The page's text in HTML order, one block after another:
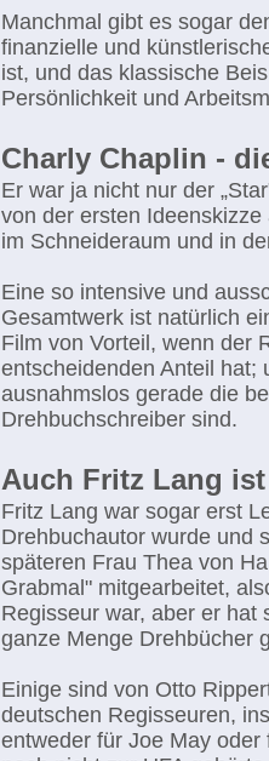
Manchmal gibt es sogar
finanzielle und
ist, und das klassische
Persönlichkeit und
Charly Chaplin -
Er war ja nicht nur der
von der ersten
im Schneideraum und in
Eine so intensive und
Gesamtwerk ist natürlich
Film von Vorteil, wenn der
entscheidenden Anteil hat;
ausnahmslos gerade die
Drehbuchschreiber sind.
Auch Fritz Lang
Fritz Lang war sogar erst
Drehbuchautor wurde und
späteren Frau Thea von
Grabmal" mitgearbeitet,
Regisseur war, aber er hat
ganze Menge Drehbücher
Einige sind von Otto
deutschen Regisseuren,
entweder für Joe May